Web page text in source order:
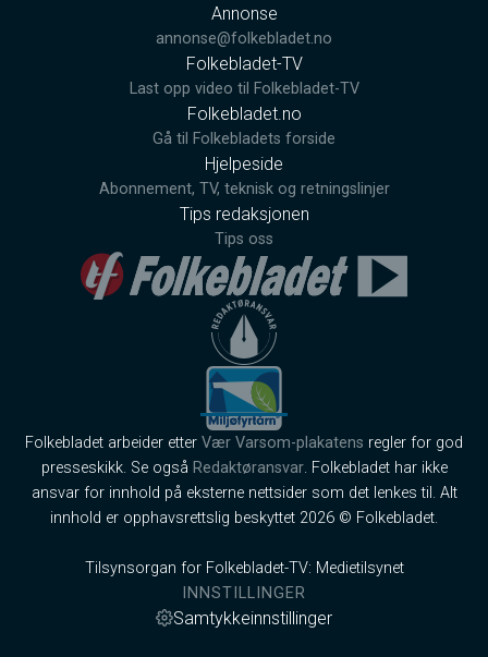
Annonse
annonse@folkebladet.no
Folkebladet-TV
Last opp video til Folkebladet-TV
Folkebladet.no
Gå til Folkebladets forside
Hjelpeside
Abonnement, TV, teknisk og retningslinjer
Tips redaksjonen
Tips oss
Folkebladet arbeider etter Vær Varsom-plakatens regler for god
presseskikk. Se også Redaktøransvar. Folkebladet har ikke
ansvar for innhold på eksterne nettsider som det lenkes til. Alt
innhold er opphavsrettslig beskyttet 2026 © Folkebladet.
Tilsynsorgan for Folkebladet-TV: Medietilsynet
INNSTILLINGER
Samtykkeinnstillinger